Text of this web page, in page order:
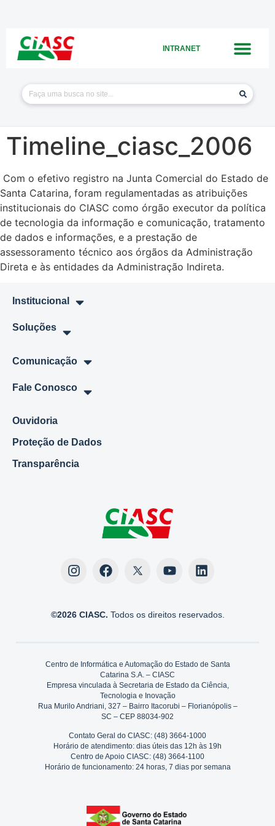
INTRANET
Timeline_ciasc_2006
Com o efetivo registro na Junta Comercial do Estado de
Santa Catarina, foram regulamentadas as atribuições
institucionais do CIASC como órgão executor da política
de tecnologia da informação e comunicação, tratamento
de dados e informações, e a prestação de
assessoramento técnico aos órgãos da Administração
Direta e às entidades da Administração Indireta.
Institucional
Soluções
Comunicação
Fale Conosco
Ouvidoria
Proteção de Dados
Transparência
©2026 CIASC. Todos os direitos reservados.
Centro de Informática e Automação do Estado de Santa
Catarina S.A. – CIASC
Empresa vinculada à Secretaria de Estado da Ciência,
Tecnologia e Inovação
Rua Murilo Andriani, 327 – Bairro Itacorubi – Florianópolis –
SC – CEP 88034-902
Contato Geral do CIASC: (48) 3664-1000
Horário de atendimento: dias úteis das 12h às 19h
Centro de Apoio CIASC: (48) 3664-1100
Horário de funcionamento: 24 horas, 7 dias por semana